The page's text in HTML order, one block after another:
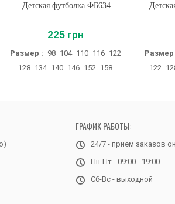
Купить
Детская футболка ФБ634
225 грн
Размер : 98 104 110 116 122
128 134 140 146 152 158
Размер
122
ГРАФИК РАБОТЫ:
24/7 - прием заказов
Пн-Пт - 09:00 - 19:00
Сб-Вс - выходной